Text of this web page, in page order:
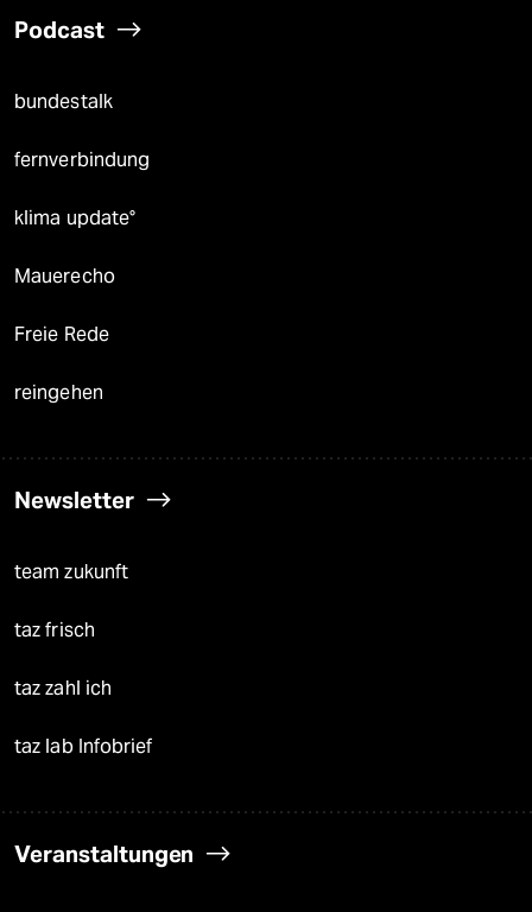
Podcast
bundestalk
fernverbindung
klima update°
Mauerecho
Freie Rede
reingehen
Newsletter
team zukunft
taz frisch
taz zahl ich
taz lab Infobrief
Veranstaltungen